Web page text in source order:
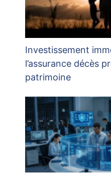
Investissement
l’assurance décès
patrimoine